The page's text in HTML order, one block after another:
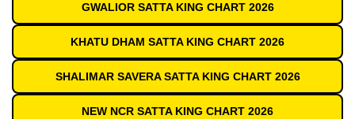
GWALIOR SATTA KING CHART 2026
KHATU DHAM SATTA KING CHART 2026
SHALIMAR SAVERA SATTA KING CHART 2026
NEW NCR SATTA KING CHART 2026